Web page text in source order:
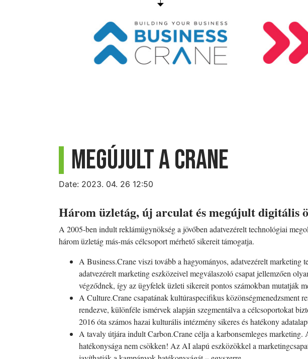
Megújult a CRANE
Date: 2023. 04. 26 12:50
Három üzletág, új arculat és megújult digitális
A 2005-ben indult reklámügynökség a jövőben adatvezérelt technológiai
három üzletág más-más célcsoport mérhető sikereit támogatja.
A Business.Crane viszi tovább a hagyományos, adatvezérelt
adatvezérelt marketing eszközeivel megválaszoló csapat jellemzően
végződnek, így az ügyfelek üzleti sikereit pontos számokban mutatják
A Culture.Crane csapatának kultúraspecifikus közönségmenedzsment
rendezve, különféle ismérvek alapján szegmentálva a célcsoportokat
2016 óta számos hazai kulturális intézmény sikeres és hatékony
A tavaly útjára indult Carbon.Crane célja a karbonsemleges
hatékonysága nem csökken! Az AI alapú eszközökkel a